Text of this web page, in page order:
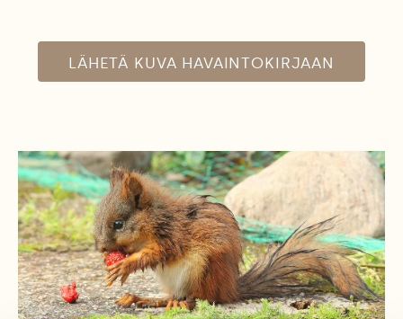
LÄHETÄ KUVA HAVAINTOKIRJAAN